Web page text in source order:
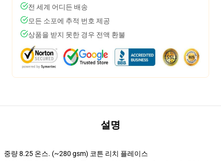
전 세계 어디든 배송
모든 소포에 추적 번호 제공
상품을 받지 못한 경우 전액 환불
설명
중량 8.25 온스. (~280 gsm) 코튼 리치 플레이스